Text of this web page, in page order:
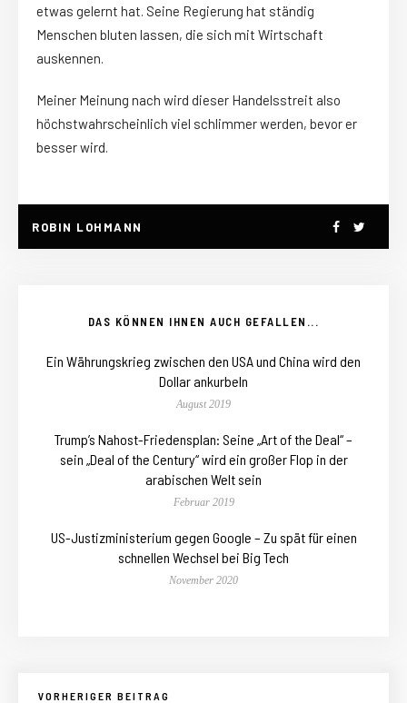
etwas gelernt hat. Seine Regierung hat ständig
Menschen bluten lassen, die sich mit Wirtschaft
auskennen.
Meiner Meinung nach wird dieser Handelsstreit also
höchstwahrscheinlich viel schlimmer werden, bevor er
besser wird.
ROBIN LOHMANN
DAS KÖNNEN IHNEN AUCH GEFALLEN...
Ein Währungskrieg zwischen den USA und China wird den
Dollar ankurbeln
August 2019
Trump’s Nahost-Friedensplan: Seine „Art of the Deal“ –
sein „Deal of the Century“ wird ein großer Flop in der
arabischen Welt sein
Februar 2019
US-Justizministerium gegen Google – Zu spät für einen
schnellen Wechsel bei Big Tech
November 2020
VORHERIGER BEITRAG